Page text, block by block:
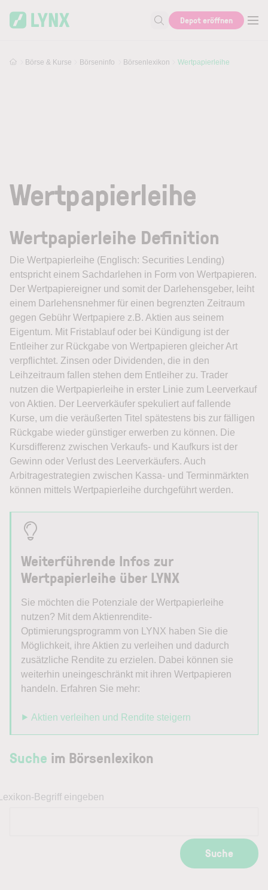
Suche nach Aktie, Autor...
Depot eröffnen
Börse & Kurse Börseninfo Börsenlexikon Wertpapierleihe
Wertpapierleihe
Wertpapierleihe Definition
Die Wertpapierleihe (Englisch: Securities Lending)
entspricht einem Sachdarlehen in Form von Wertpapieren.
Der Wertpapiereigner und somit der Darlehensgeber, leiht
einem Darlehensnehmer für einen begrenzten Zeitraum
gegen Gebühr Wertpapiere z.B. Aktien aus seinem
Eigentum. Mit Fristablauf oder bei Kündigung ist der
Entleiher zur Rückgabe von Wertpapieren gleicher Art
verpflichtet. Zinsen oder Dividenden, die in den
Leihzeitraum fallen stehen dem Entleiher zu. Trader
nutzen die Wertpapierleihe in erster Linie zum Leerverkauf
von Aktien. Der Leerverkäufer spekuliert auf fallende
Kurse, um die veräußerten Titel spätestens bis zur fälligen
Rückgabe wieder günstiger erwerben zu können. Die
Kursdifferenz zwischen Verkaufs- und Kaufkurs ist der
Gewinn oder Verlust des Leerverkäufers. Auch
Arbitragestrategien zwischen Kassa- und Terminmärkten
können mittels Wertpapierleihe durchgeführt werden.
Weiterführende Infos zur
Wertpapierleihe über LYNX
Sie möchten die Potenziale der Wertpapierleihe
nutzen? Mit dem Aktienrendite-
Optimierungsprogramm von LYNX haben Sie die
Möglichkeit, ihre Aktien zu verleihen und dadurch
zusätzliche Rendite zu erzielen. Dabei können sie
weiterhin uneingeschränkt mit ihren Wertpapieren
handeln. Erfahren Sie mehr:
⯈ Aktien verleihen und Rendite steigern
Suche im Börsenlexikon
Begriff eingeben
Suche